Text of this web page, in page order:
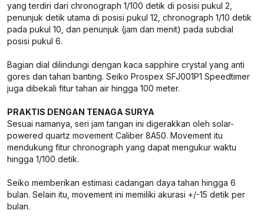
yang terdiri dari chronograph 1/100 detik di posisi pukul 2,
penunjuk detik utama di posisi pukul 12, chronograph 1/10 detik
pada pukul 10, dan penunjuk (jam dan menit) pada subdial
posisi pukul 6.
Bagian dial dilindungi dengan kaca sapphire crystal yang anti
gores dan tahan banting. Seiko Prospex SFJ001P1 Speedtimer
juga dibekali fitur tahan air hingga 100 meter.
PRAKTIS DENGAN TENAGA SURYA
Sesuai namanya, seri jam tangan ini digerakkan oleh solar-
powered quartz movement Caliber 8A50. Movement itu
mendukung fitur chronograph yang dapat mengukur waktu
hingga 1/100 detik.
Seiko memberikan estimasi cadangan daya tahan hingga 6
bulan. Selain itu, movement ini memiliki akurasi +/-15 detik per
bulan.